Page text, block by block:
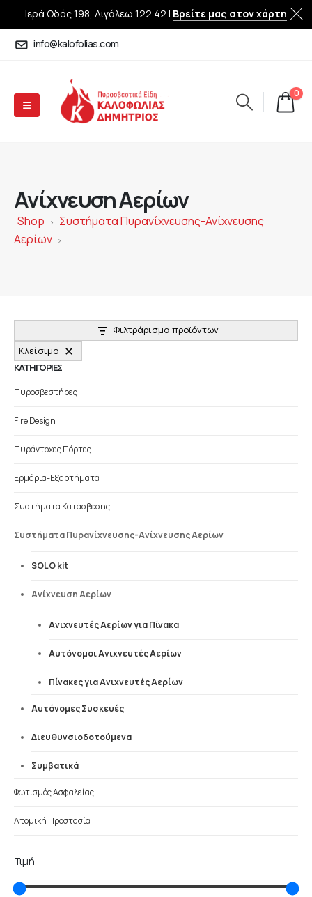
Ιερά Οδός 198, Αιγάλεω 122 42 | Βρείτε μας στον χάρτη
info@kalofolias.com
0
Ανίχνευση Αερίων
Shop >
Συστήματα Πυρανίχνευσης-Ανίχνευσης
Αερίων >
Φιλτράρισμα προϊόντων
Κλείσιμο
ΚΑΤΗΓΟΡΙΕΣ
Πυροσβεστήρες
Fire Design
Πυράντοχες Πόρτες
Ερμάρια-Εξαρτήματα
Συστήματα Κατάσβεσης
Συστήματα Πυρανίχνευσης-Ανίχνευσης Αερίων
SOLO kit
Ανίχνευση Αερίων
Ανιχνευτές Αερίων για Πίνακα
Αυτόνομοι Ανιχνευτές Αερίων
Πίνακες για Ανιχνευτές Αερίων
Αυτόνομες Συσκευές
Διευθυνσιοδοτούμενα
Συμβατικά
Φωτισμός Ασφαλείας
Ατομική Προστασία
Τιμή